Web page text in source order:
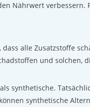
Nährwert
alle Zusatzstoffe
und solchen,
synthetische.
synthetische